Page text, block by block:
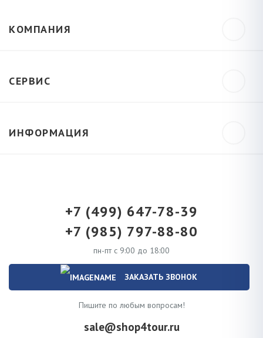
КОМПАНИЯ
СЕРВИС
ИНФОРМАЦИЯ
+7 (499) 647-78-39
+7 (985) 797-88-80
пн-пт с 9:00 до 18:00
ЗАКАЗАТЬ ЗВОНОК
Пишите по любым вопросам!
sale@shop4tour.ru